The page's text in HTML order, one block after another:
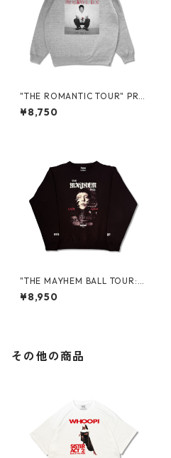
"THE ROMANTIC TOUR" PR
OMO CREWNECK SWEAT
¥8,750
"THE MAYHEM BALL TOUR: I
N JAPAN" PROMO CREWNE
CK SWEAT
¥8,950
その他の商品